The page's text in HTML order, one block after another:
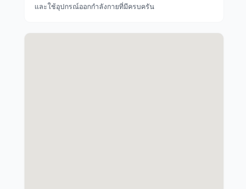
และใช้อุปกรณ์ออกกำลังกายที่มีครบครัน